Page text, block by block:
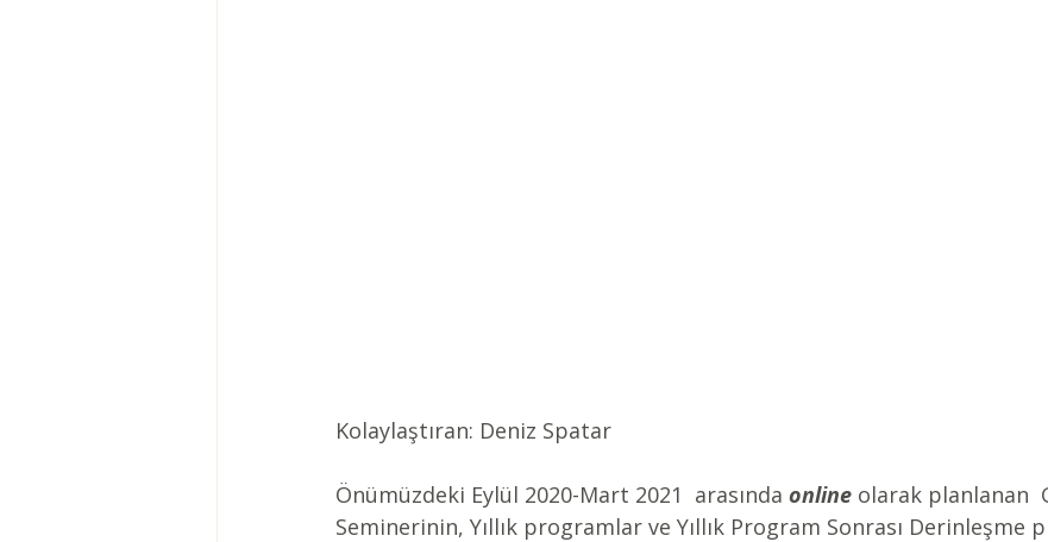
Kolaylaştıran: Deniz Spatar
Önümüzdeki Eylül 2020-Mart 2021  arasında online olarak planlanan
Seminerinin, Yıllık programlar ve Yıllık Program Sonrası Derinleşme